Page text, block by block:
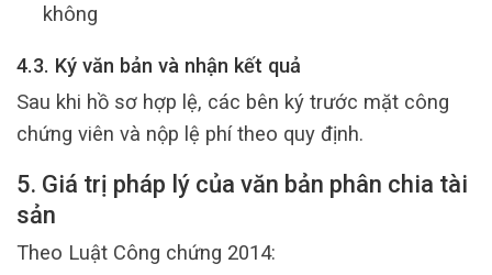
không
4.3. Ký văn bản và nhận kết quả
Sau khi hồ sơ hợp lệ, các bên ký trước mặt công
chứng viên và nộp lệ phí theo quy định.
5. Giá trị pháp lý của văn bản phân chia tài
sản
Theo Luật Công chứng 2014: